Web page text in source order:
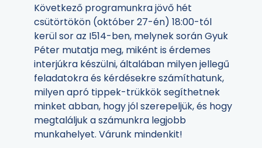
Következő programunkra jövő hét
csütörtökön (október 27-én) 18:00-tól
kerül sor az I514-ben, melynek során Gyuk
Péter mutatja meg, miként is érdemes
interjúkra készülni, általában milyen jellegű
feladatokra és kérdésekre számíthatunk,
milyen apró tippek-trükkök segíthetnek
minket abban, hogy jól szerepeljük, és hogy
megtaláljuk a számunkra legjobb
munkahelyet. Várunk mindenkit!